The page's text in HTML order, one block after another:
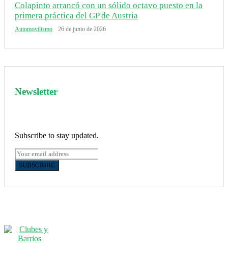
Colapinto arrancó con un sólido octavo puesto en la
primera práctica del GP de Austria
Automovilismo 26 de junio de 2026
Newsletter
Subscribe to stay updated.
SUBSCRIBE